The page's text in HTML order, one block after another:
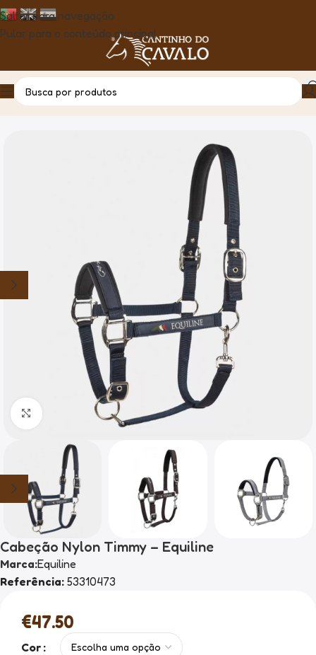
Saltar para navegação
Pular para o conteúdo principal
Casa Produto Cabeção Nylon Timmy – Equiline
Clique para ampliar
Cabeção Nylon Timmy – Equiline
Marca:Equiline
Referência: 53310473
€47.50
Cor